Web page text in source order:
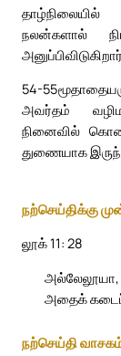
தாழ்நிலையில்
நலன்களால்
54-55
அவர்தம்
நினைவில்
துணையாக
நற்செய்திக்கு
லூக் 11: 28
அதைக்
நற்செய்தி